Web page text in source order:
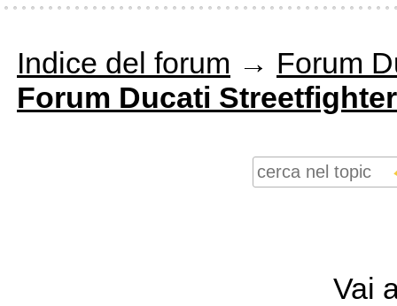
Indice del forum → Forum
Forum Ducati
Vai